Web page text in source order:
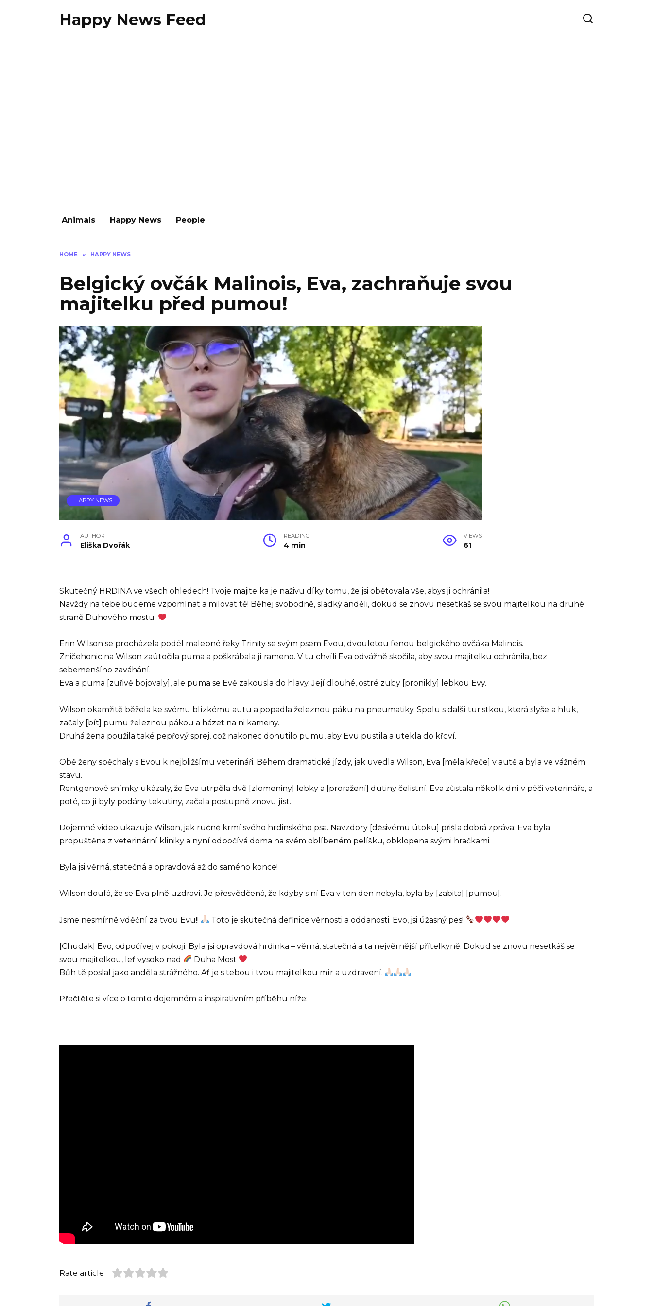
Happy News Feed
Animals Happy News People
HOME » HAPPY NEWS
Belgický ovčák Malinois, Eva, zachraňuje svou
majitelku před pumou!
HAPPY NEWS
AUTHOR
Eliška Dvořák
READING
4 min
VIEWS
61
Skutečný HRDINA ve všech ohledech! Tvoje majitelka je naživu díky tomu, že jsi obětovala vše, abys ji ochránila!
Navždy na tebe budeme vzpomínat a milovat tě! Běhej svobodně, sladký anděli, dokud se znovu nesetkáš se svou majitelkou na druhé
straně Duhového mostu!
Erin Wilson se procházela podél malebné řeky Trinity se svým psem Evou, dvouletou fenou belgického ovčáka Malinois.
Zničehonic na Wilson zaútočila puma a poškrábala jí rameno. V tu chvíli Eva odvážně skočila, aby svou majitelku ochránila, bez
sebemenšího zaváhání.
Eva a puma [zuřivě bojovaly], ale puma se Evě zakousla do hlavy. Její dlouhé, ostré zuby [pronikly] lebkou Evy.
Wilson okamžitě běžela ke svému blízkému autu a popadla železnou páku na pneumatiky. Spolu s další turistkou, která slyšela hluk,
začaly [bít] pumu železnou pákou a házet na ni kameny.
Druhá žena použila také pepřový sprej, což nakonec donutilo pumu, aby Evu pustila a utekla do křoví.
Obě ženy spěchaly s Evou k nejbližšímu veterináři. Během dramatické jízdy, jak uvedla Wilson, Eva [měla křeče] v autě a byla ve vážném
stavu.
Rentgenové snímky ukázaly, že Eva utrpěla dvě [zlomeniny] lebky a [proražení] dutiny čelistní. Eva zůstala několik dní v péči veterináře, a
poté, co jí byly podány tekutiny, začala postupně znovu jíst.
Dojemné video ukazuje Wilson, jak ručně krmí svého hrdinského psa. Navzdory [děsivému útoku] přišla dobrá zpráva: Eva byla
propuštěna z veterinární kliniky a nyní odpočívá doma na svém oblíbeném pelíšku, obklopena svými hračkami.
Byla jsi věrná, statečná a opravdová až do samého konce!
Wilson doufá, že se Eva plně uzdraví. Je přesvědčená, že kdyby s ní Eva v ten den nebyla, byla by [zabita] [pumou].
Jsme nesmírně vděční za tvou Evu!! Toto je skutečná definice věrnosti a oddanosti. Evo, jsi úžasný pes!
[Chudák] Evo, odpočívej v pokoji. Byla jsi opravdová hrdinka – věrná, statečná a ta nejvěrnější přítelkyně. Dokud se znovu nesetkáš se
svou majitelkou, leť vysoko nad
Duha Most
Bůh tě poslal jako anděla strážného. Ať je s tebou i tvou majitelkou mír a uzdravení.
Přečtěte si více o tomto dojemném a inspirativním příběhu níže:
Rate article